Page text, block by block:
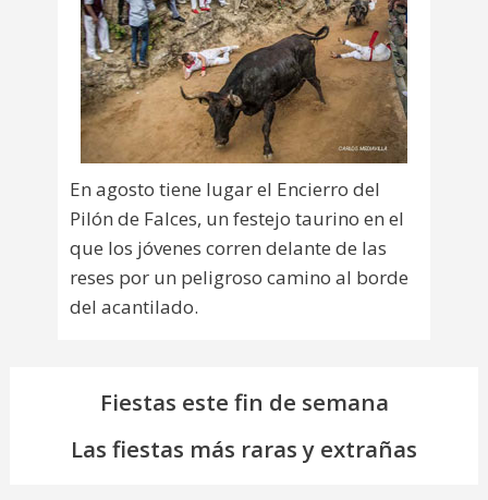
En agosto tiene lugar el Encierro del
Pilón de Falces, un festejo taurino en el
que los jóvenes corren delante de las
reses por un peligroso camino al borde
del acantilado.
Fiestas este fin de semana
Las fiestas más raras y extrañas